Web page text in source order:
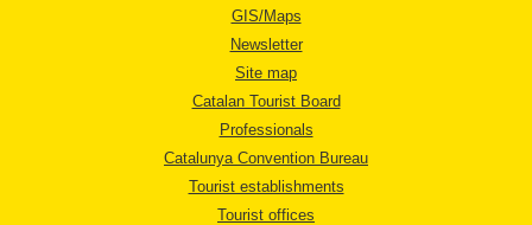
GIS/Maps
Newsletter
Site map
Catalan Tourist Board
Professionals
Catalunya Convention Bureau
Tourist establishments
Tourist offices